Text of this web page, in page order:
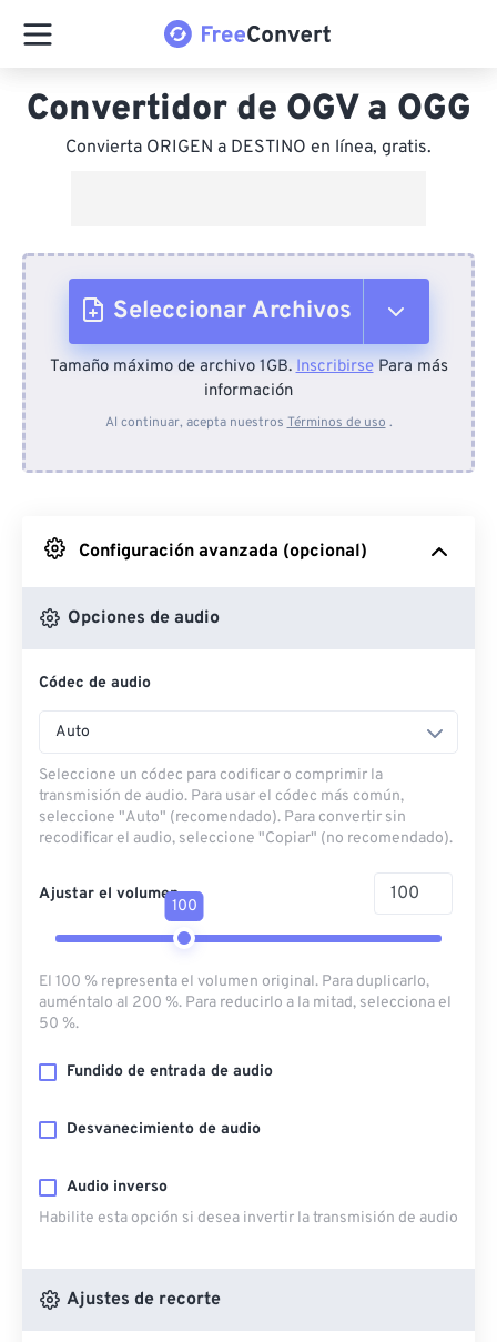
Convertidor de OGV a OGG
Convierta ORIGEN a DESTINO en línea, gratis.
Seleccionar Archivos
Desde el dispositivo
Desde Google Drive
Desde OneDrive
Desde URL
Tamaño máximo de archivo 1GB.InscribirsePara más
información
Al continuar, acepta nuestros Términos de uso .
Configuración avanzada (opcional)
Opciones de audio
Códec de audio
Auto
Seleccione un códec para codificar o comprimir la
transmisión de audio. Para usar el códec más común,
seleccione "Auto" (recomendado). Para convertir sin
recodificar el audio, seleccione "Copiar" (no recomendado).
Ajustar el volumen
100
El 100 % representa el volumen original. Para duplicarlo,
auméntalo al 200 %. Para reducirlo a la mitad, selecciona el
50 %.
Fundido de entrada de audio
Desvanecimiento de audio
Audio inverso
Habilite esta opción si desea invertir la transmisión de audio
Ajustes de recorte